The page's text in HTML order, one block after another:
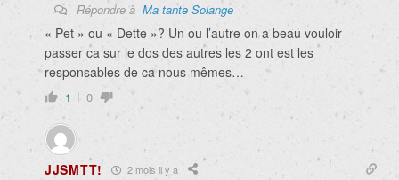
Répondre à Ma tante Solange
« Pet » ou « Dette »? Un ou l’autre on a beau vouloir
passer ca sur le dos des autres les 2 ont est les
responsables de ca nous mêmes…
1 0
JJSMTT! 2 mois il y a